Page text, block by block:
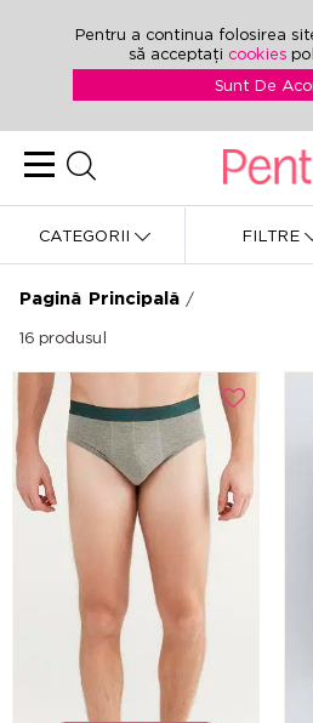
Pentru a continua folosirea
să acceptați cookies
Sunt De
CATEGORII FILTRE
Pagină Principală /
16 produsul